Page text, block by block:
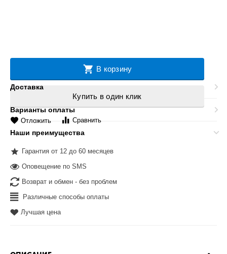
В корзину
Купить в один клик
Отложить Сравнить
Доставка
Варианты оплаты
Наши преимущества
Гарантия от 12 до 60 месяцев
Оповещение по SMS
Возврат и обмен - без проблем
Различные способы оплаты
Лучшая цена